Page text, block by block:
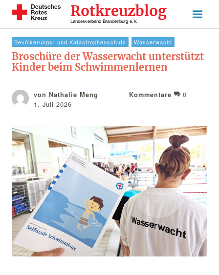
Rotkreuzblog
Landesverband Brandenburg e.V.
Bevölkerungs- und Katastrophenschutz Wasserwacht
Broschüre der Wasserwacht unterstützt
Kinder beim Schwimmenlernen
von Nathalie Meng
1. Juli 2026
Kommentare 0